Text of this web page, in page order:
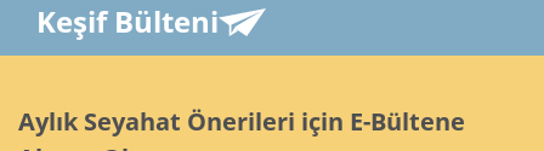
Keşif Bülteni
Aylık Seyahat Önerileri için E-Bültene